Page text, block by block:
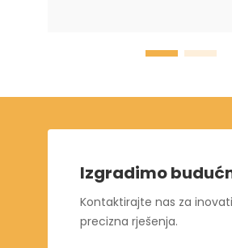
Izgradimo
Kontaktirajte nas za
precizna rješenja.